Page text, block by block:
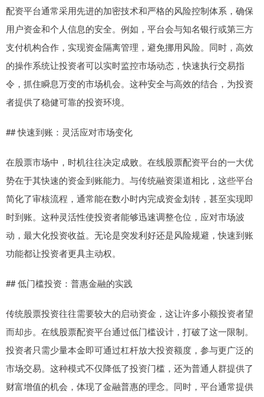
配资平台通常采用先进的加密技术和严格的风险控制体系，确保
用户资金和个人信息的安全。例如，平台会与知名银行或第三方
支付机构合作，实现资金隔离管理，避免挪用风险。同时，高效
的操作系统让投资者可以实时监控市场动态，快速执行交易指
令，抓住瞬息万变的市场机会。这种安全与高效的结合，为投资
者提供了稳健可靠的投资环境。
## 快速到账：灵活应对市场变化
在股票市场中，时机往往决定成败。在线股票配资平台的一大优
势在于其快速的资金到账能力。与传统融资渠道相比，这些平台
简化了审核流程，通常能在数小时内完成资金划转，甚至实现即
时到账。这种灵活性使投资者能够迅速调整仓位，应对市场波
动，最大化投资收益。无论是突发利好还是风险规避，快速到账
功能都让投资者更具主动权。
## 低门槛投资：普惠金融的实践
传统股票投资往往需要较大的启动资金，这让许多小额投资者望
而却步。在线股票配资平台通过低门槛设计，打破了这一限制。
投资者只需少量本金即可通过杠杆放大投资额度，参与更广泛的
市场交易。这种模式不仅降低了投资门槛，还为普通人群提供了
财富增值的机会，体现了金融普惠的理念。同时，平台通常提供